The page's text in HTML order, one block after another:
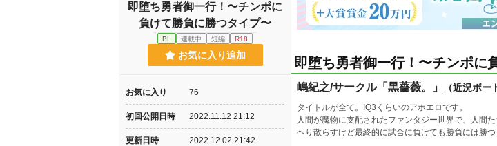
即堕ち勇者御一行！〜チンポに
嶋紀之/サークル「黒薔薇。」 （近況ボー
タイトルが全て。IQ3くらいのアホエロです。
人間が魔物に支配されたファンタジー世界で、人間
ヘり散らすけど最終的に試合に負けても勝負には勝つ
即堕ち勇者御一行！〜チンポに
負けて勝負に勝つタイプ〜
BL 連載中 短編 R18
お気に入り追加
お気に入り 76
初回公開日時 2022.11.12 21:12
更新日時 2022.12.02 21:42